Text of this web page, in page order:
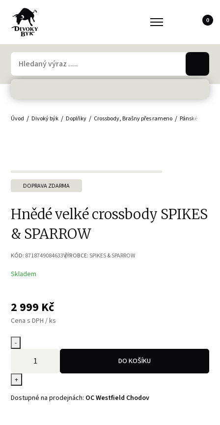
0
Úvod Divoký býk Doplňky Crossbody, Brašny přes rameno Pánské
DOPRAVA ZDARMA
Hnědé velké crossbody SPIKES
& SPARROW
KÓD: 8718749084633VÝROBCE: SPIKES & SPARROW
Skladem
2 999 Kč
Cena s DPH / ks
-
+
DO KOŠÍKU
Dostupné na prodejnách: OC Westfield Chodov